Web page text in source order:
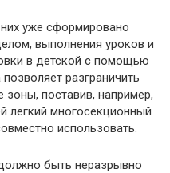
уже сформировано
выполнения уроков и
в детской с помощью
разграничить
поставив, например,
легкий многосекционный
использовать.
быть неразрывно